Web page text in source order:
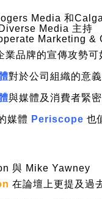
Media 和
Media 主持
Marketing &
業品牌的宣傳攻勢
對於公司組織的意
與媒體及消費者緊
媒體 Periscope 也
與 Mike Yawney
在論壇上更提及過